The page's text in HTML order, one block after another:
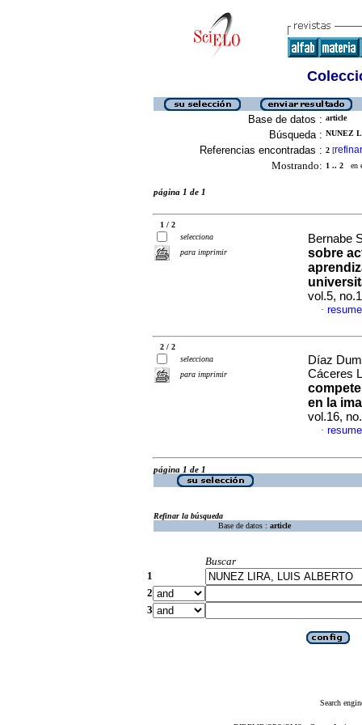
Base de datos : article
Búsqueda : NUNEZ
Referencias encontradas : 2 [refinar
Mostrando: 1 .. 2 en
página 1 de 1
1 / 2
selecciona
para imprimir
Bernabe
sobre
vol.5,
·
2 / 2
selecciona
para imprimir
Díaz
Cáceres
en la
vol.16,
·
página 1 de 1
Refinar la búsqueda
Base de datos : article
Buscar
1
2
3
Search